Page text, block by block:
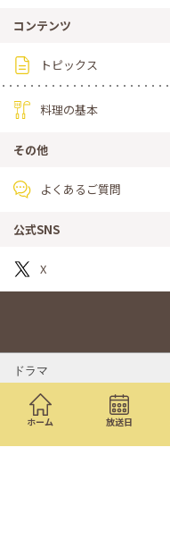
ホーム 放送日
コンテンツ
トピックス
料理の基本
その他
よくあるご質問
公式SNS
X
ドラマ
バラエティ・音楽
スポーツ